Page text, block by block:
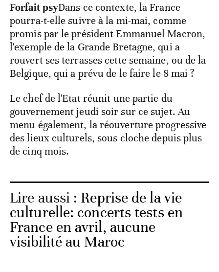
Forfait psyDans ce contexte, la France
pourra-t-elle suivre à la mi-mai, comme
promis par le président Emmanuel Macron,
l'exemple de la Grande Bretagne, qui a
rouvert ses terrasses cette semaine, ou de la
Belgique, qui a prévu de le faire le 8 mai ?
Le chef de l'Etat réunit une partie du
gouvernement jeudi soir sur ce sujet. Au
menu également, la réouverture progressive
des lieux culturels, sous cloche depuis plus
de cinq mois.
Lire aussi : Reprise de la vie
culturelle: concerts tests en
France en avril, aucune
visibilité au Maroc